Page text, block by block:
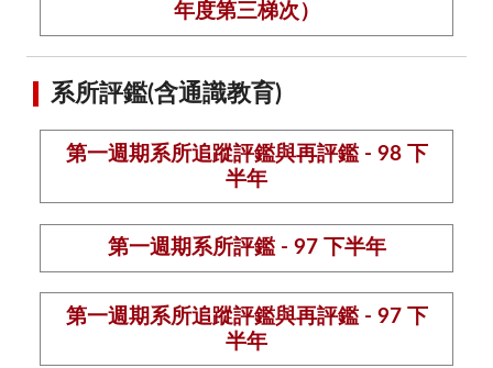
年度第三梯次）
系所評鑑(含通識教育)
第一週期系所追蹤評鑑與再評鑑 - 98 下
半年
第一週期系所評鑑 - 97 下半年
第一週期系所追蹤評鑑與再評鑑 - 97 下
半年